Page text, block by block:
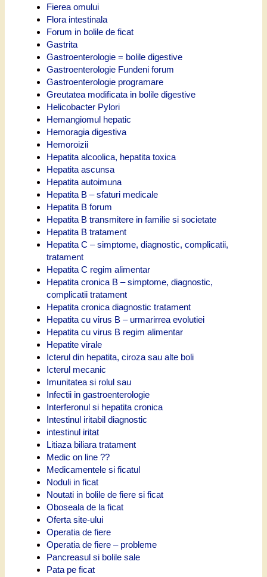
Fierea omului
Flora intestinala
Forum in bolile de ficat
Gastrita
Gastroenterologie = bolile digestive
Gastroenterologie Fundeni forum
Gastroenterologie programare
Greutatea modificata in bolile digestive
Helicobacter Pylori
Hemangiomul hepatic
Hemoragia digestiva
Hemoroizii
Hepatita alcoolica, hepatita toxica
Hepatita ascunsa
Hepatita autoimuna
Hepatita B – sfaturi medicale
Hepatita B forum
Hepatita B transmitere in familie si societate
Hepatita B tratament
Hepatita C – simptome, diagnostic, complicatii,
tratament
Hepatita C regim alimentar
Hepatita cronica B – simptome, diagnostic,
complicatii tratament
Hepatita cronica diagnostic tratament
Hepatita cu virus B – urmarirrea evolutiei
Hepatita cu virus B regim alimentar
Hepatite virale
Icterul din hepatita, ciroza sau alte boli
Icterul mecanic
Imunitatea si rolul sau
Infectii in gastroenterologie
Interferonul si hepatita cronica
Intestinul iritabil diagnostic
intestinul iritat
Litiaza biliara tratament
Medic on line ??
Medicamentele si ficatul
Noduli in ficat
Noutati in bolile de fiere si ficat
Oboseala de la ficat
Oferta site-ului
Operatia de fiere
Operatia de fiere – probleme
Pancreasul si bolile sale
Pata pe ficat